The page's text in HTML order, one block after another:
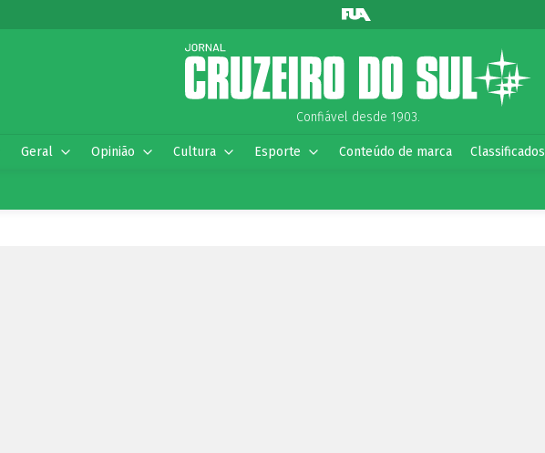
Confiável desde 1903.
Geral Opinião Cultura Esporte Conteúdo de marca Classificados